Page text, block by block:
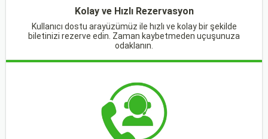
Kolay ve Hızlı Rezervasyon
Kullanıcı dostu arayüzümüz ile hızlı ve kolay bir şekilde
biletinizi rezerve edin. Zaman kaybetmeden uçuşunuza
odaklanın.